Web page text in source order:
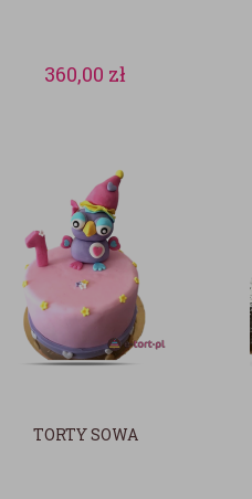
360,00 zł
TORTY SOWA